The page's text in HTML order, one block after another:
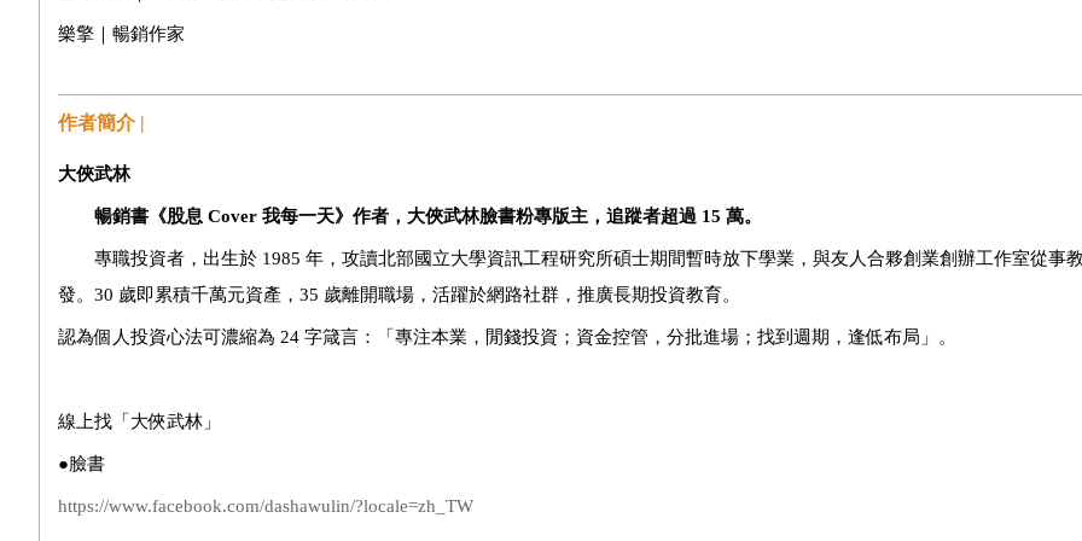
樂擎｜暢銷作家
作者簡介 |
大俠武林
暢銷書《股息 Cover 我每一天》作者，大俠武林臉書粉專版主，追蹤者超過 15 萬。
專職投資者，出生於 1985 年，攻讀北部國立大學資訊工程研究所碩士期間暫時放下學業，與友人合夥創業創辦工作室從事
發。30 歲即累積千萬元資產，35 歲離開職場，活躍於網路社群，推廣長期投資教育。
認為個人投資心法可濃縮為 24 字箴言：「專注本業，閒錢投資；資金控管，分批進場；找到週期，逢低布局」。
線上找「大俠武林」
●臉書
https://www.facebook.com/dashawulin/?locale=zh_TW